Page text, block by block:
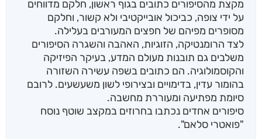
מקצת מהסיפורים כתובים בגוף ראשון, חלקם מדווחים
על ידי צופה, כביכול אובייקטיבי ולא קשור, וחלקם
מסופרים מפיהם של חפצים המעורבים בעלילה.
לצד הרומנטיקה, הזוגיות, האהבה והשגרה הסיפורים
משלבים גם תובנות מעולם המדע, בעיקר הפיזיקה
והקוסמולוגיה. הם כתובים בשפה עשירה השזורה
בהומור עדין, בדימויים ובצירופי לשון משעשעים. לרובם
סיומת מפתיעה ומעוררת מחשבה.
סיפורים אחדים נכתבו בחרוזים במקצב שוטף נוסח
"פואטרי סלאם".